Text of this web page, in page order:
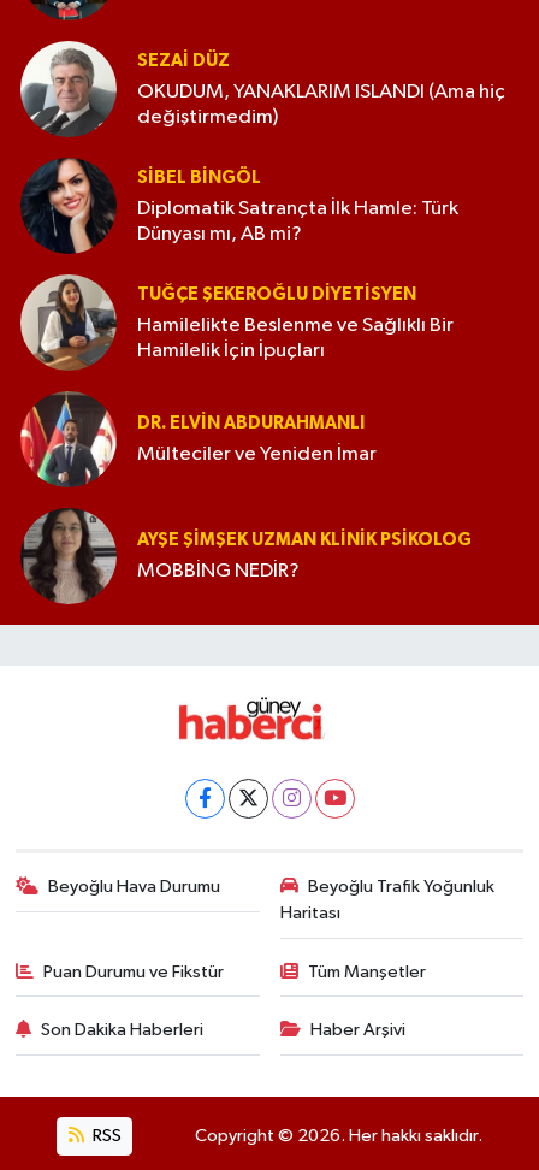
SEZAI DÜZ
OKUDUM, YANAKLARIM ISLANDI (Ama hiç
değiştirmedim)
SIBEL BINGÖL
Diplomatik Satrançta İlk Hamle: Türk
Dünyası mı, AB mi?
TUĞÇE ŞEKEROĞLU DIYETISYEN
Hamilelikte Beslenme ve Sağlıklı Bir
Hamilelik İçin İpuçları
DR. ELVIN ABDURAHMANLI
Mülteciler ve Yeniden İmar
AYŞE ŞIMŞEK UZMAN KLINIK PSIKOLOG
MOBBİNG NEDİR?
Beyoğlu Hava Durumu
Beyoğlu Trafik Yoğunluk
Haritası
Puan Durumu ve Fikstür Tüm Manşetler
Son Dakika Haberleri Haber Arşivi
RSS Copyright © 2026. Her hakkı saklıdır.